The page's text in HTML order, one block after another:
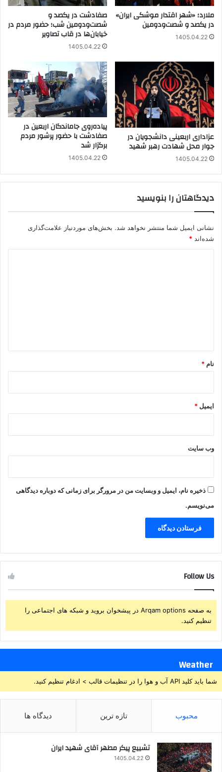
ملارد؛ «شهر اقتدار موشکی ایران»
در یکصد و شصت‌ودومین
1405.04.22
صفادشت در یکصد و
شصت‌ودومین شب؛ حضور مردم در
خیابان‌ها در قاب تصاویر
1405.04.22
عزاداری اربعینی دانشجویان در
جوار محل شهادت رهبر شهید
1405.04.22
پیاده‌روی جاماندگان اربعین در
صفادشت با حضور پرشور مردم
برگزار شد
1405.04.22
دیدگاهتان را بنویسید
نشانی ایمیل شما منتشر نخواهد شد. بخش‌های موردنیاز علامت‌گذاری
شده‌اند *
نام *
ایمیل *
وب‌ سایت
ذخیره نام، ایمیل و وبسایت من در مرورگر برای زمانی که دوباره دیدگاهی
می‌نویسم.
Follow Us
به صفحه Arqam options در پیشخوان بروید و شبکه های اجتماعی را
تنظیم کنید.
Weather
شما باید کلید API آب و هوا را در تنظیمات قالب > ادغام تنظیم کنید.
محبوب تازه ترین دیدگاه ها
تشییع پیکر مطهر آقای شهید ایران
1405.04.22